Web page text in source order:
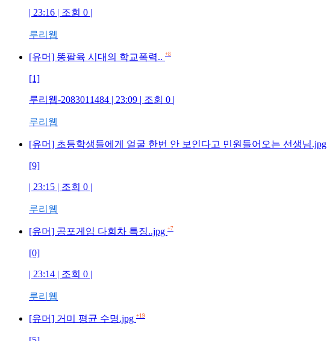
| 23:16 | 조회 0 |
루리웹
[유머] 똥팔육 시대의 학교폭력.. +8
[1]
루리웹-2083011484 | 23:09 | 조회 0 |
루리웹
[유머] 초등학생들에게 얼굴 한번 안 보인다고 민원들어오는 선생님.jpg
[9]
| 23:15 | 조회 0 |
루리웹
[유머] 공포게임 다회차 특징..jpg +7
[0]
| 23:14 | 조회 0 |
루리웹
[유머] 거미 평균 수명.jpg +19